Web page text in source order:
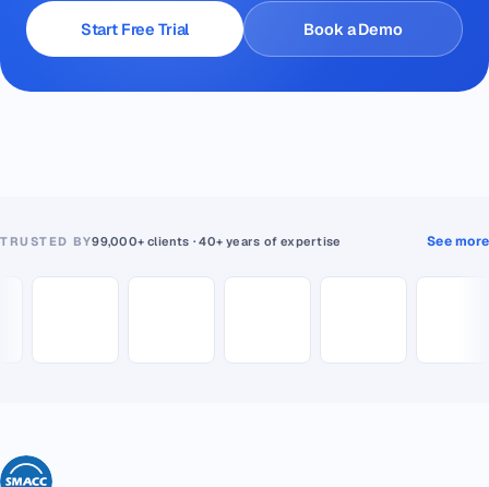
Start Free Trial Book a Demo
TRUSTED BY99,000+ clients · 40+ years of expertise See more